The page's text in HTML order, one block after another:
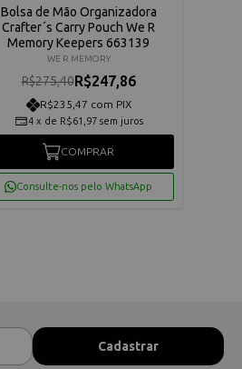
Bolsa de Mão Organizadora
Crafter´s Carry Pouch We R
Memory Keepers 663139
WE R MEMORY
R$275,40R$247,86
R$235,47 com PIX
4 x de R$61,97 sem juros
COMPRAR
Consulte-nos pelo WhatsApp